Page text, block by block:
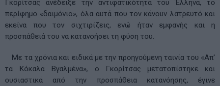
Γκορίτσας ανέδειξε την αντιφατικότητα του Έλληνα, το
περίφημο «δαιμόνιο», όλα αυτά που τον κάνουν λατρευτό και
εκείνα που τον σιχτιρίζεις, ενώ ήταν εμφανής και η
προσπάθειά του να κατανοήσει τη φύση του.
Με τα χρόνια και ειδικά με την προηγούμενη ταινία του «Απ’
τα Κόκαλα Βγαλμένα», ο Γκορίτσας μετατοπίστηκε και
ουσιαστικά από την προσπάθεια κατανόησης, έγινε